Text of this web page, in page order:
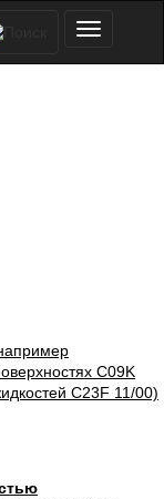
C09K
C23F 11/00)